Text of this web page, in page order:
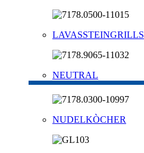
LAVASSTEINGRILLS
NEUTRAL
NUDELKÒCHER